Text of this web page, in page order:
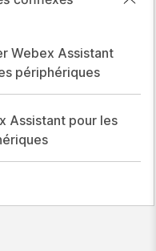
Webex Assistant
périphériques
Assistant pour les